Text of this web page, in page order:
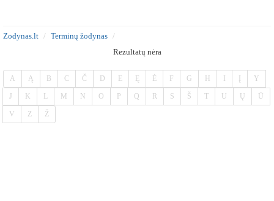
Zodynas.lt
Terminų žodynas
Rezultatų nėra
A Ą B C Č D E Ę Ė F G H Y
J K L M N O P Q R S Š T U Ų Ū
V Z Ž